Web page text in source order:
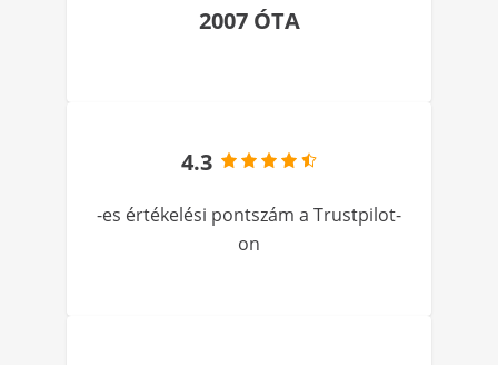
2007 ÓTA
4.3
-es értékelési pontszám a Trustpilot-
on